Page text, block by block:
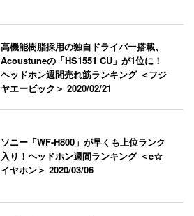
高機能樹脂採用の独自ドライバー搭載、
Acoustuneの「HS1551 CU」が1位に！
ヘッドホン週間売れ筋ランキング ＜フジ
ヤエービック＞2020/02/21
ソニー「WF-H800」が早くも上位ランク
入り！ヘッドホン週間ランキング ＜e☆
イヤホン＞2020/03/06